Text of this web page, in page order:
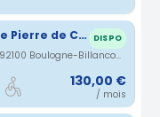
PARKING près du Stade Pierre de Coubertin Boulogne Billancourt Porte de ST Coud RER ISSY val de seine DISPO
Rue Les Enfants Du Paradis, 92100 Boulogne-Billancourt, France · 3.22 km
130,00 €
/ mois